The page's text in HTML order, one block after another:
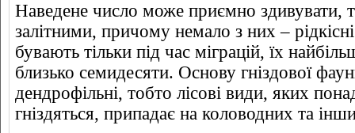
Наведене число може приємно здивувати,
залітними, причому немало з них –
бувають тільки під час міграцій, їх
близько семидесяти. Основу гніздової
дендрофільні, тобто лісові види, яких
гніздяться, припадає на коловодних та